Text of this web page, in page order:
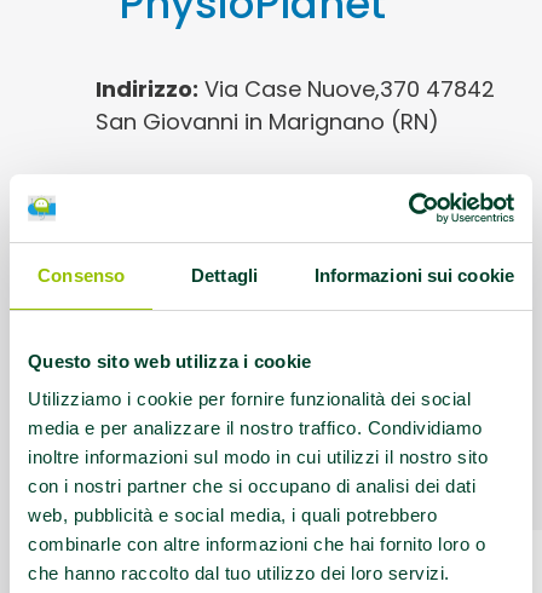
Consenso Dettagli Informazioni sui cookie
Questo sito web utilizza i cookie
Utilizziamo i cookie per fornire funzionalità dei social
media e per analizzare il nostro traffico. Condividiamo
inoltre informazioni sul modo in cui utilizzi il nostro sito
con i nostri partner che si occupano di analisi dei dati
web, pubblicità e social media, i quali potrebbero
combinarle con altre informazioni che hai fornito loro o
che hanno raccolto dal tuo utilizzo dei loro servizi.
Indirizzo: Via Case Nuove,370 47842
San Giovanni in Marignano (RN)
AFA Lombalgia cronica
Orari corsi:AFA lombalgia mar e giov 11-
12
Contatti:Tel 0541772917 - 3664462853
Questo contenuto si trova inPalestre che
promuovono la salute